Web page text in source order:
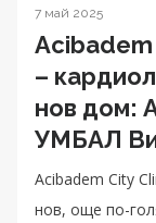
7 май 2025
–
нов дом:
УМБАЛ
Acibadem City
нов, още по-